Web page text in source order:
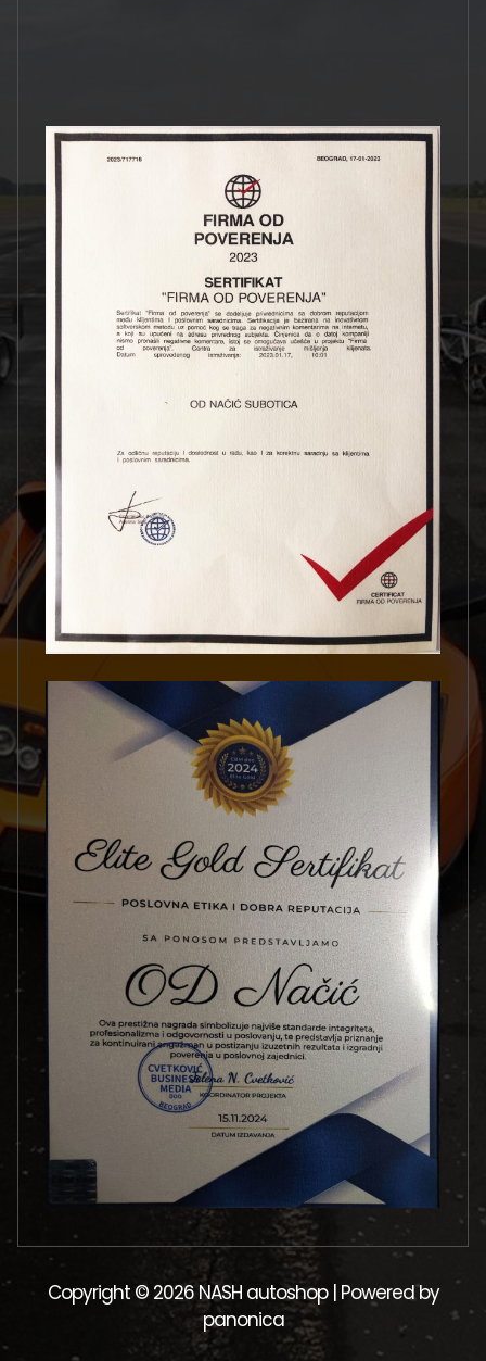
Copyright © 2026 NASH autoshop | Powered by
panonica